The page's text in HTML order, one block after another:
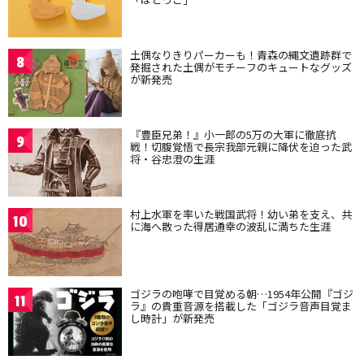
8 土偶なりきりパーカーも！青森の縄文遺跡群で
発掘された土偶がモチーフのキュートなグッズ
が新発売
9 『豊臣兄弟！』小一郎の5万の大軍に徹底抗
戦！切腹覚悟で長宗我部元親に降伏を迫った武
将・谷忠澄の生涯
10 村上水軍を率いた戦国武将！幼い弟を支え、共
に海へ散った得居通幸の波乱に満ちた生涯
11 ゴジラの咆哮で目覚める朝…1954年公開『ゴジ
ラ』の貴重音源を搭載した「ゴジラ音声目覚ま
し時計」が新発売